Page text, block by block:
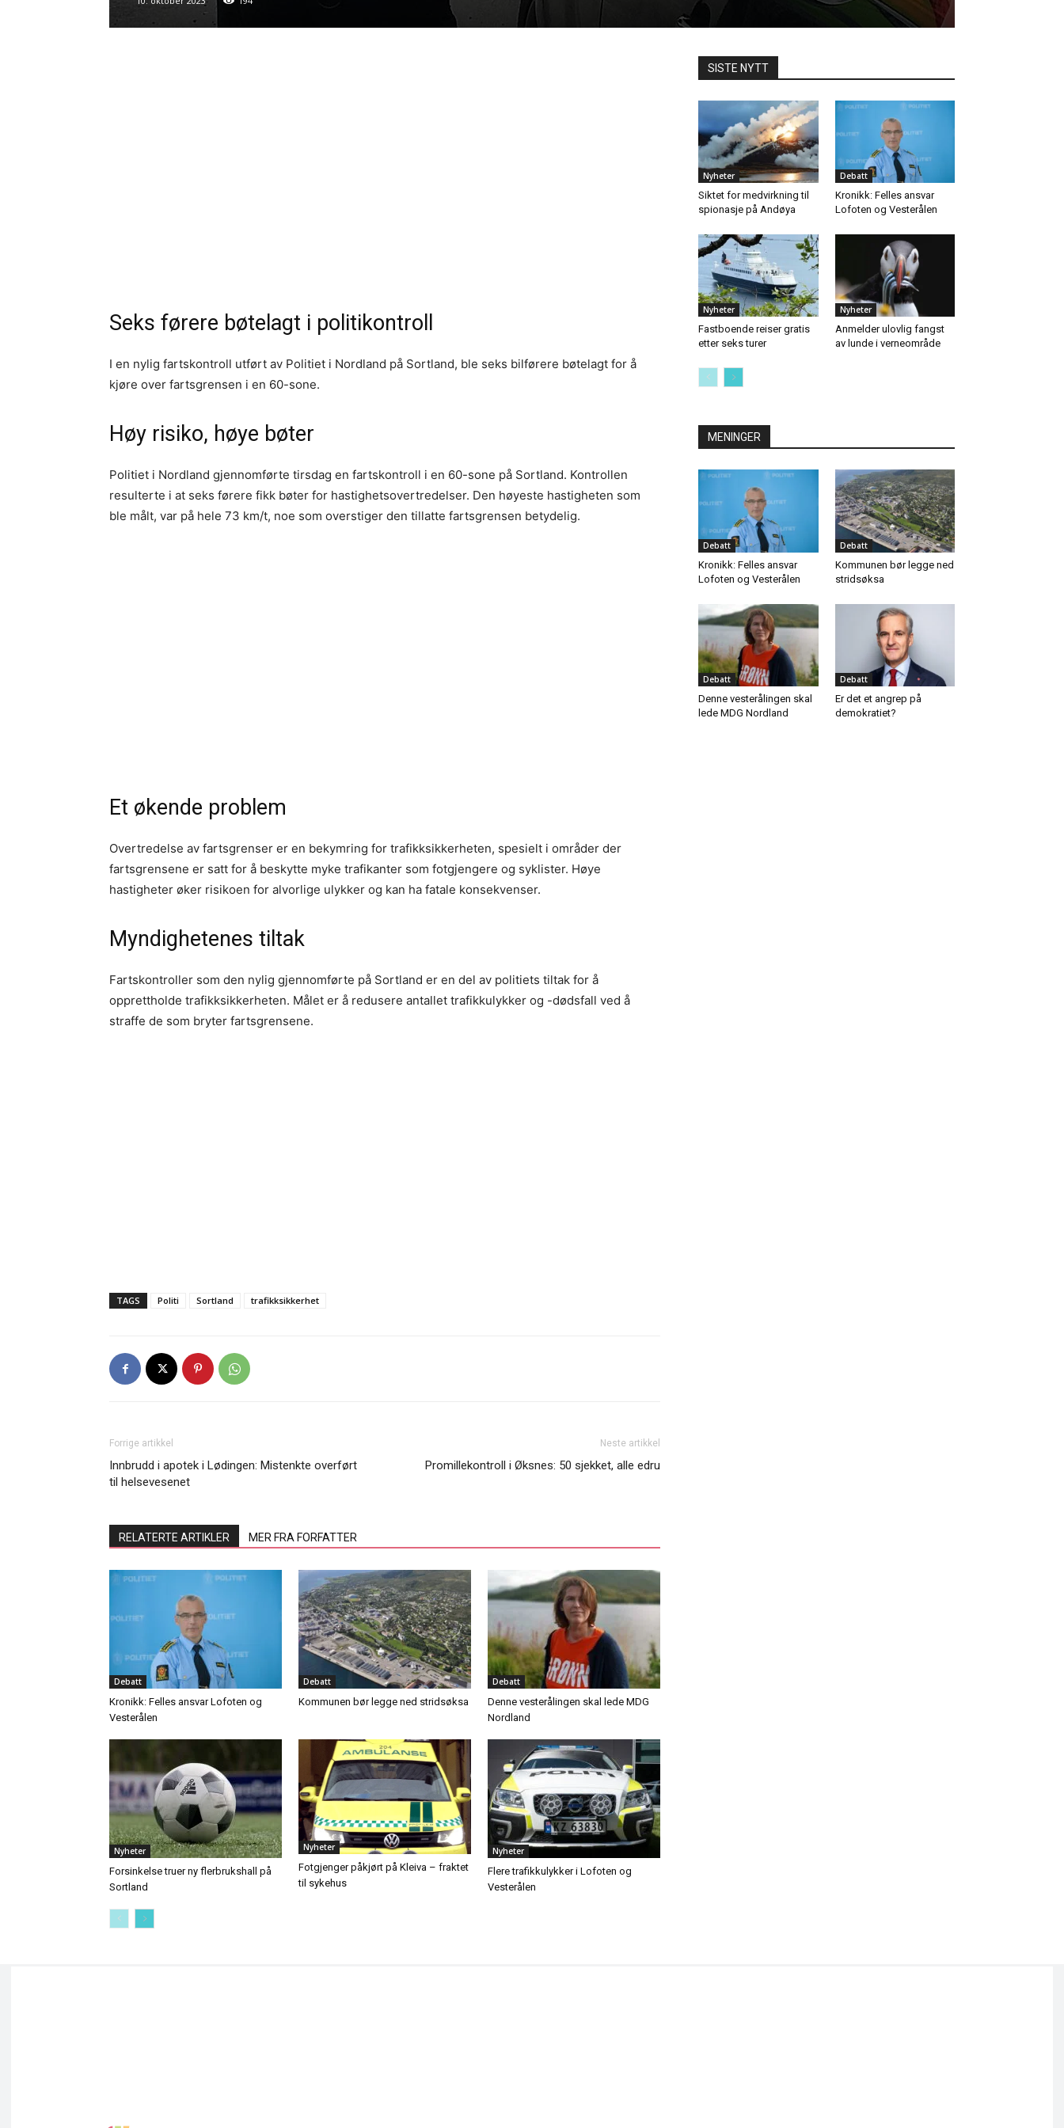
Seks førere bøtelagt i politikontroll
I en nylig fartskontroll utført av Politiet i Nordland på Sortland, ble seks bilførere bøtelagt for å
kjøre over fartsgrensen i en 60-sone.
Høy risiko, høye bøter
Politiet i Nordland gjennomførte tirsdag en fartskontroll i en 60-sone på Sortland. Kontrollen
resulterte i at seks førere fikk bøter for hastighetsovertredelser. Den høyeste hastigheten som
ble målt, var på hele 73 km/t, noe som overstiger den tillatte fartsgrensen betydelig.
Et økende problem
Overtredelse av fartsgrenser er en bekymring for trafikksikkerheten, spesielt i områder der
fartsgrensene er satt for å beskytte myke trafikanter som fotgjengere og syklister. Høye
hastigheter øker risikoen for alvorlige ulykker og kan ha fatale konsekvenser.
Myndighetenes tiltak
Fartskontroller som den nylig gjennomførte på Sortland er en del av politiets tiltak for å
opprettholde trafikksikkerheten. Målet er å redusere antallet trafikkulykker og -dødsfall ved å
straffe de som bryter fartsgrensene.
TAGS Politi Sortland trafikksikkerhet
Forrige artikkel
Innbrudd i apotek i Lødingen: Mistenkte overført
til helsevesenet
Neste artikkel
Promillekontroll i Øksnes: 50 sjekket, alle edru
RELATERTE ARTIKLER MER FRA FORFATTER
Debatt
Kronikk: Felles ansvar Lofoten og
Vesterålen
Debatt
Kommunen bør legge ned stridsøksa
Debatt
Denne vesterålingen skal lede MDG
Nordland
Nyheter
Forsinkelse truer ny flerbrukshall på
Sortland
Nyheter
Fotgjenger påkjørt på Kleiva – fraktet
til sykehus
Nyheter
Flere trafikkulykker i Lofoten og
Vesterålen
SISTE NYTT
Nyheter
Siktet for medvirkning til
spionasje på Andøya
Debatt
Kronikk: Felles ansvar
Lofoten og Vesterålen
Nyheter
Fastboende reiser gratis
etter seks turer
Nyheter
Anmelder ulovlig fangst
av lunde i verneområde
MENINGER
Debatt
Kronikk: Felles ansvar
Lofoten og Vesterålen
Debatt
Kommunen bør legge ned
stridsøksa
Debatt
Denne vesterålingen skal
lede MDG Nordland
Debatt
Er det et angrep på
demokratiet?